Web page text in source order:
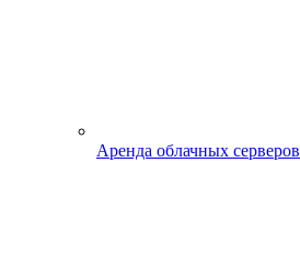
Аренда облачных серверов